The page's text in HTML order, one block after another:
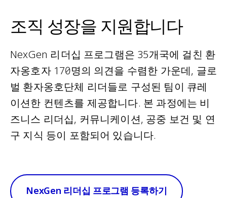
조직 성장을 지원합니다
NexGen 리더십 프로그램은 35개국에 걸친 환
자옹호자 170여명의 의견을 수렴한 가운데, 글로
벌 환자옹호단체 리더들로 구성된 팀이 큐레
이션한 컨텐츠를 제공합니다. 본 과정에는 비
즈니스 리더십, 커뮤니케이션, 공중 보건 및 연
구 지식 등이 포함되어 있습니다.
NexGen 리더십 프로그램 등록하기